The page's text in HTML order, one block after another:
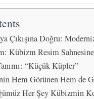
Çıkışına Doğru:
Kübizm Resim
“Küçük Küpler”
Hem Görünen Hem de
Her Şey Kübizmin